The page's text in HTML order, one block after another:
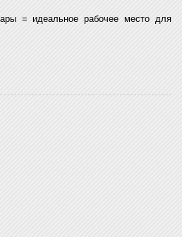
= идеальное рабочее место для